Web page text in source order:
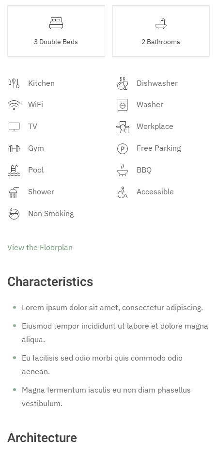
3 Double Beds 2 Bathrooms
Kitchen Dishwasher
WiFi Washer
TV Workplace
Gym Free Parking
Pool BBQ
Shower Accessible
Non Smoking
View the Floorplan
Characteristics
Lorem ipsum dolor sit amet, consectetur adipiscing.
Eiusmod tempor incididunt ut labore et dolore magna
aliqua.
Eu facilisis sed odio morbi quis commodo odio
aenean.
Magna fermentum iaculis eu non diam phasellus
vestibulum.
Architecture